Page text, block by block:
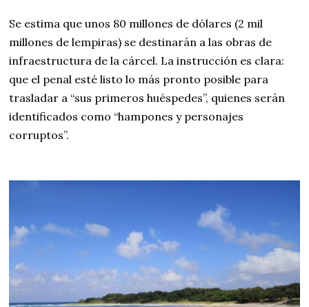
Se estima que unos 80 millones de dólares (2 mil
millones de lempiras) se destinarán a las obras de
infraestructura de la cárcel. La instrucción es clara:
que el penal esté listo lo más pronto posible para
trasladar a “sus primeros huéspedes”, quienes serán
identificados como “hampones y personajes
corruptos”.